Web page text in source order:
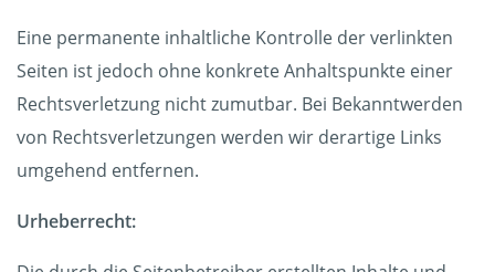
Eine permanente inhaltliche Kontrolle der verlinkten
Seiten ist jedoch ohne konkrete Anhaltspunkte einer
Rechtsverletzung nicht zumutbar. Bei Bekanntwerden
von Rechtsverletzungen werden wir derartige Links
umgehend entfernen.
Urheberrecht: